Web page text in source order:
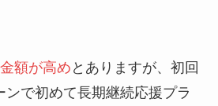
額が高め とありますが、初回
ンで初めて長期継続応援プラ